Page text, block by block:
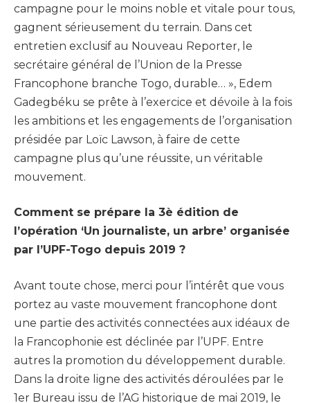
campagne pour le moins noble et vitale pour tous,
gagnent sérieusement du terrain. Dans cet
entretien exclusif au Nouveau Reporter, le
secrétaire général de l’Union de la Presse
Francophone branche Togo, durable… », Edem
Gadegbéku se prête à l’exercice et dévoile à la fois
les ambitions et les engagements de l’organisation
présidée par Loïc Lawson, à faire de cette
campagne plus qu’une réussite, un véritable
mouvement.
Comment se prépare la 3è édition de
l’opération ‘Un journaliste, un arbre’ organisée
par l’UPF-Togo depuis 2019 ?
Avant toute chose, merci pour l’intérêt que vous
portez au vaste mouvement francophone dont
une partie des activités connectées aux idéaux de
la Francophonie est déclinée par l’UPF. Entre
autres la promotion du développement durable.
Dans la droite ligne des activités déroulées par le
1er Bureau issu de l’AG historique de mai 2019, le